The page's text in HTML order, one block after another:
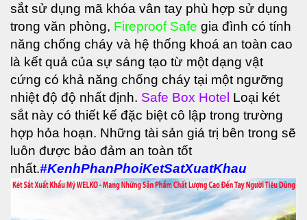
sắt sử dụng mã khóa vân tay phù hợp sử dụng
trong văn phòng, Fireproof Safe gia đình có tính
năng chống cháy và hệ thống khoá an toàn cao
là kết quả của sự sáng tạo từ một dạng vật
cứng có khả năng chống cháy tại một ngưỡng
nhiệt độ độ nhất định. Safe Box Hotel Loại két
sắt này có thiết kế đặc biệt cô lập trong trường
hợp hỏa hoạn. Những tài sản giá trị bên trong sẽ
luôn được bảo đảm an toàn tốt
nhất.#KenhPhanPhoiKetSatXuatKhau